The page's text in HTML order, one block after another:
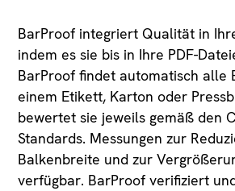
BarProof integriert Qualität in
indem es sie bis in Ihre PDF-
BarProof findet automatisch alle
einem Etikett, Karton oder
bewertet sie jeweils gemäß den
Standards. Messungen zur
Balkenbreite und zur
verfügbar. BarProof verifiziert